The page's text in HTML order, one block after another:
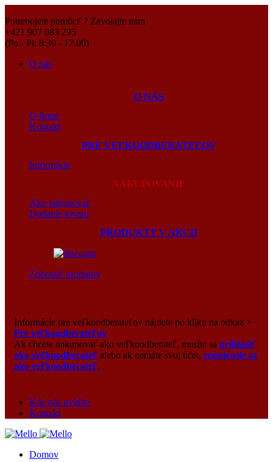
Potrebujete pomôcť ? Zavolajte nám
+421 907 083 295
(Po - Pi: 8:30 - 17.00)
O nás
O NÁS
O firme
Kontakt
PRE VEĽKOODBERATEĽOV
Informácie
NAKUPOVANIE
Ako nakupovať
Dodanie tovaru
PRODUKTY V AKCII
Zobraziť produkty
Informácie pre veľkoodberateľov nájdete po kliku na odkaz >
Pre veľkoodberateľov
Ak chcete nakupovať ako veľkoodberateľ, musíte sa prihlásiť
ako veľkoodberateľ alebo ak nemáte svoj účet, registrujte sa
ako veľkoodberateľ.
Kde nás uvidíte
Kontakt
Domov